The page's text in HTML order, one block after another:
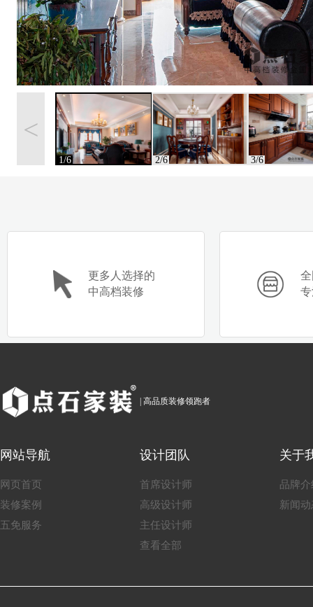
<
1/6 2/6 3/6
更多人选择的
中高档装修
| 高品质装修领跑者
网站导航
网页首页
装修案例
五免服务
设计团队
首席设计师
高级设计师
主任设计师
查看全部
关于
品牌介
新闻动